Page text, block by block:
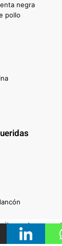
negra
pollo
amet,
hendrerit ex